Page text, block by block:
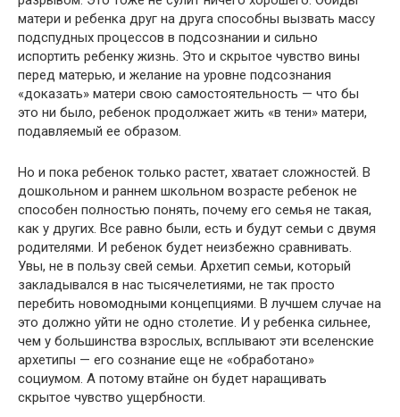
матери и ребенка друг на друга способны вызвать массу
подспудных процессов в подсознании и сильно
испортить ребенку жизнь. Это и скрытое чувство вины
перед матерью, и желание на уровне подсознания
«доказать» матери свою самостоятельность — что бы
это ни было, ребенок продолжает жить «в тени» матери,
подавляемый ее образом.
Но и пока ребенок только растет, хватает сложностей. В
дошкольном и раннем школьном возрасте ребенок не
способен полностью понять, почему его семья не такая,
как у других. Все равно были, есть и будут семьи с двумя
родителями. И ребенок будет неизбежно сравнивать.
Увы, не в пользу свей семьи. Архетип семьи, который
закладывался в нас тысячелетиями, не так просто
перебить новомодными концепциями. В лучшем случае на
это должно уйти не одно столетие. И у ребенка сильнее,
чем у большинства взрослых, всплывают эти вселенские
архетипы — его сознание еще не «обработано»
социумом. А потому втайне он будет наращивать
скрытое чувство ущербности.